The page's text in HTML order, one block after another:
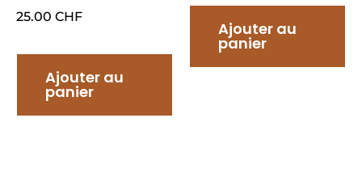
25.00 CHF
Ajouter au
panier
Ajouter au
panier